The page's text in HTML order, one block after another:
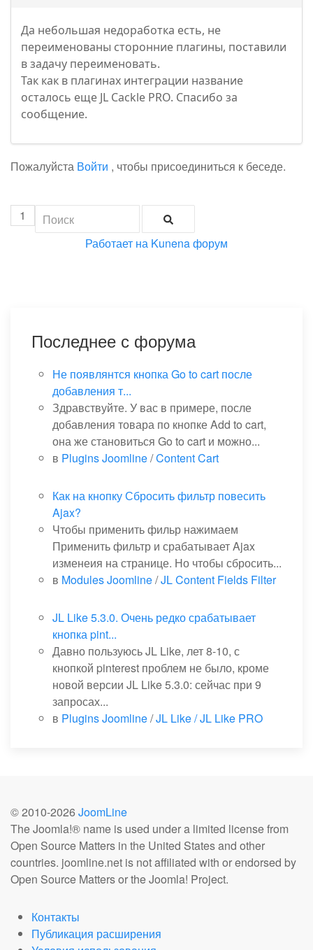
Да небольшая недоработка есть, не
переименованы сторонние плагины, поставили
в задачу переименовать.
Так как в плагинах интеграции название
осталось еще JL Cackle PRO. Спасибо за
сообщение.
Пожалуйста Войти , чтобы присоединиться к беседе.
1
Работает на Kunena форум
Последнее с форума
Не появлянтся кнопка Go to cart после
добавления т...
Здравствуйте. У вас в примере, после
добавления товара по кнопке Add to cart,
она же становиться Go to cart и можно...
в Plugins Joomline/Content Cart
Как на кнопку Сбросить фильтр повесить
Ajax?
Чтобы применить фильр нажимаем
Применить фильтр и срабатывает Ajax
изменеия на странице. Но чтобы сбросить...
в Modules Joomline/JL Content Fields Filter
JL Like 5.3.0. Очень редко срабатывает
кнопка pint...
Давно пользуюсь JL Like, лет 8-10, с
кнопкой pinterest проблем не было, кроме
новой версии JL Like 5.3.0: сейчас при 9
запросах...
в Plugins Joomline/JL Like / JL Like PRO
© 2010-2026 JoomLine
The Joomla!® name is used under a limited license from
Open Source Matters in the United States and other
countries. joomline.net is not affiliated with or endorsed by
Open Source Matters or the Joomla! Project.
Контакты
Публикация расширения